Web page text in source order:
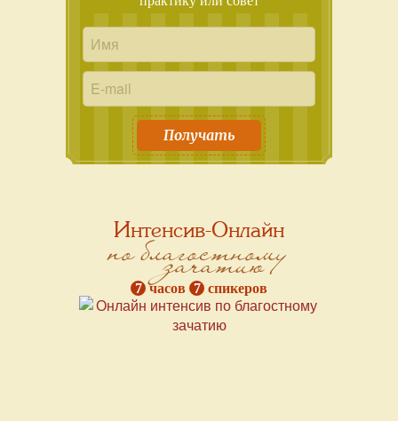
Получать
Интенсив-Онлайн
по благостному
зачатию
7 часов 7 спикеров